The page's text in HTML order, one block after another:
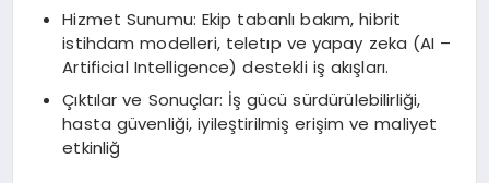
Hizmet Sunumu: Ekip tabanlı bakım, hibrit
istihdam modelleri, teletıp ve yapay zeka (AI –
Artificial Intelligence) destekli iş akışları.
Çıktılar ve Sonuçlar: İş gücü sürdürülebilirliği,
hasta güvenliği, iyileştirilmiş erişim ve maliyet
etkinliğ